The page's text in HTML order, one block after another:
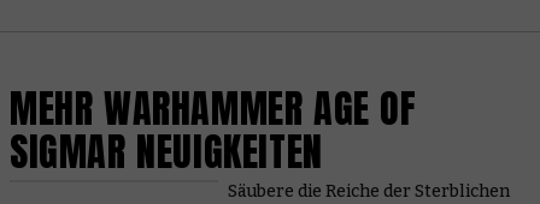
MEHR WARHAMMER AGE OF
SIGMAR NEUIGKEITEN
Säubere die Reiche der Sterblichen